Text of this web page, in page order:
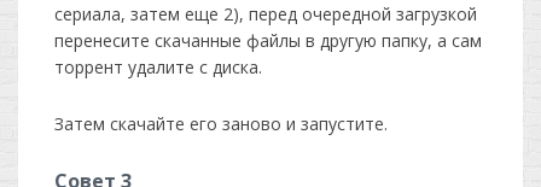
сериала, затем еще 2), перед очередной загрузкой
перенесите скачанные файлы в другую папку, а сам
торрент удалите с диска.
Затем скачайте его заново и запустите.
Совет 3